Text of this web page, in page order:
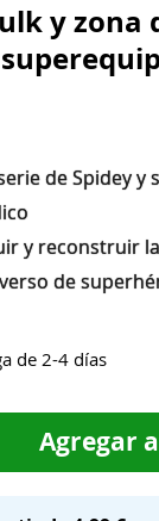
y zona
de Spidey y
y reconstruir
de
de 2-4 días
Agregar